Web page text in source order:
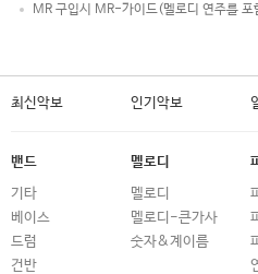
MR 구입시 MR-가이드(멜로디 연주를
최신악보 인기악보
밴드
기타
베이스
드럼
건반
멜로디
멜로디
멜로디-큰가사
숫자&계이름